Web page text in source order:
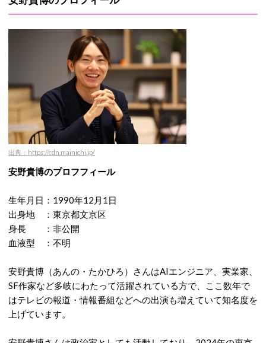
出典：https://cdn.mainichi.jp/
安野貴博のプロフフィール
生年月日：1990年12月1日
出身地 ：東京都文京区
身長 ：非公開
血液型 ：不明
安野貴博（あんの・たかひろ）さんはAIエンジニア、実業家、
SF作家など多岐にわたって活躍されている方で、ここ数年で
はテレビの報道・情報番組などへの出演も増えていて知名度を
上げています。